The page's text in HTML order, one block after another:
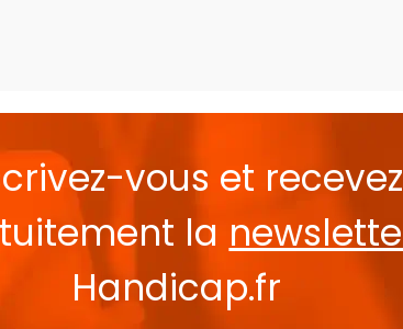
vous et recevez
la
Handicap.fr